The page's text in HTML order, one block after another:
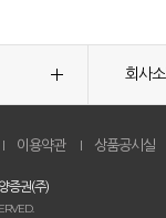
회사
이용약관 상품공시실
증권(주)